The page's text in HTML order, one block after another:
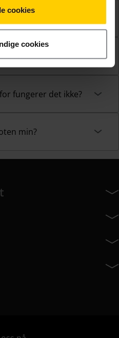
cookies
cookies
fungerer det ikke?
min?